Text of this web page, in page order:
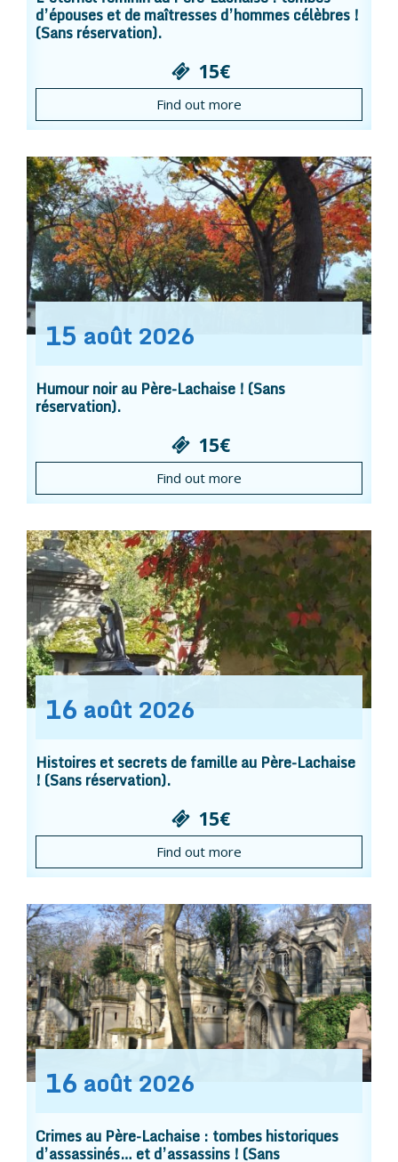
d’épouses et de maîtresses d’hommes célèbres !
(Sans réservation).
15€
Find out more
15 août 2026
Humour noir au Père-Lachaise ! (Sans
réservation).
15€
Find out more
16 août 2026
Histoires et secrets de famille au Père-Lachaise
! (Sans réservation).
15€
Find out more
16 août 2026
Crimes au Père-Lachaise : tombes historiques
d’assassinés… et d’assassins ! (Sans